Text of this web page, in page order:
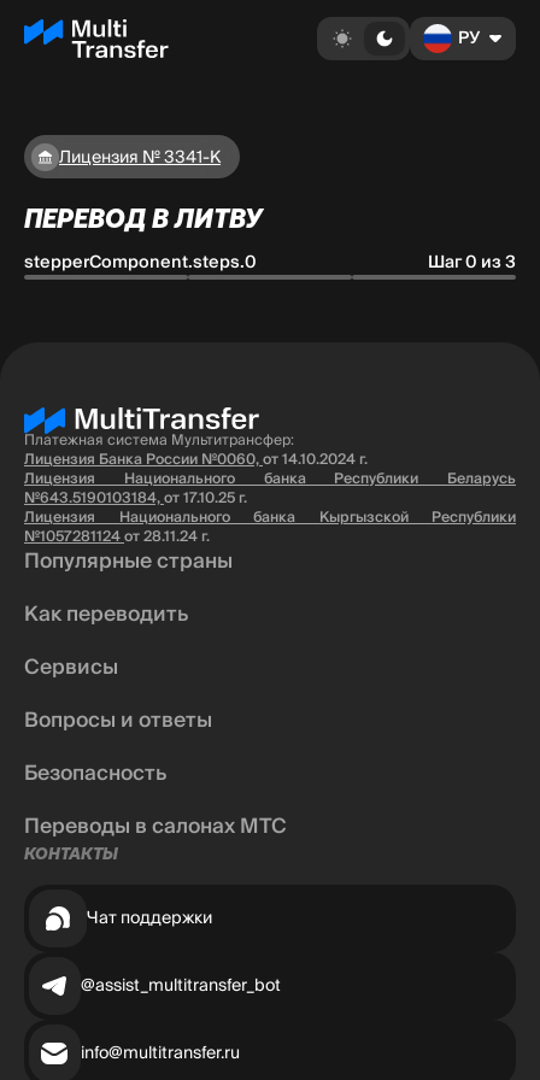
РУ
Лицензия № 3341-К
ПЕРЕВОД В ЛИТВУ
stepperComponent.steps.0 Шаг 0 из 3
Платежная система Мультитрансфер:
Лицензия Банка России №0060,от 14.10.2024 г.
Лицензия Национального банка Республики Беларусь
№643.5190103184,от 17.10.25 г.
Лицензия Национального банка Кыргызской Республики
№1057281124от 28.11.24 г.
Популярные страны
Как переводить
Сервисы
Вопросы и ответы
Безопасность
Переводы в салонах МТС
КОНТАКТЫ
Чат поддержки
@assist_multitransfer_bot
info@multitransfer.ru